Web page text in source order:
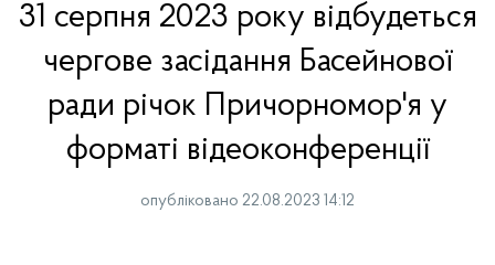
31 серпня 2023 року відбудеться
чергове засідання Басейнової
ради річок Причорномор'я у
форматі відеоконференції
опубліковано 22.08.2023 14:12